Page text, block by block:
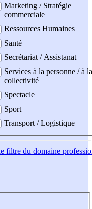
Marketing / Stratégie
commerciale
Ressources Humaines
Santé
Secrétariat / Assistanat
Services à la personne / à la
collectivité
Spectacle
Sport
Transport / Logistique
filtre du domaine